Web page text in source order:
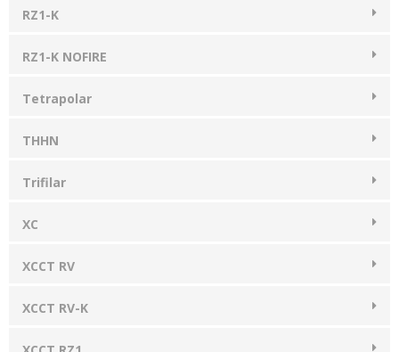
RZ1-K
RZ1-K NOFIRE
Tetrapolar
THHN
Trifilar
XC
XCCT RV
XCCT RV-K